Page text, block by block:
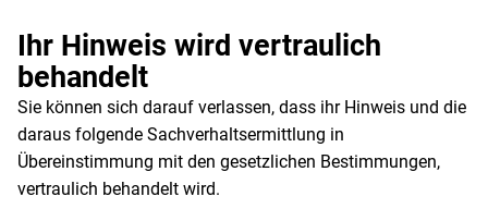
Ihr Hinweis wird vertraulich
behandelt
Sie können sich darauf verlassen, dass ihr Hinweis und die
daraus folgende Sachverhaltsermittlung in
Übereinstimmung mit den gesetzlichen Bestimmungen,
vertraulich behandelt wird.